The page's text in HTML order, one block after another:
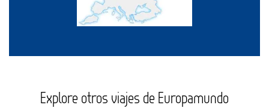
Explore otros viajes de Europamundo